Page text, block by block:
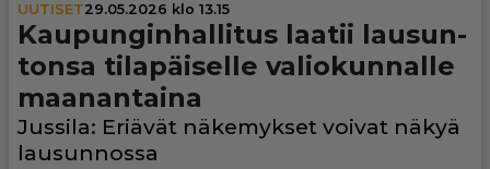
UUTISET29.05.2026 klo 13.15
Kau­pun­gin­hal­li­tus laatii lau­sun­
tonsa tila­päi­selle vali­o­kun­nalle
maa­nan­taina
Jussila: Eriävät näke­myk­set voivat näkyä
lau­sun­nossa